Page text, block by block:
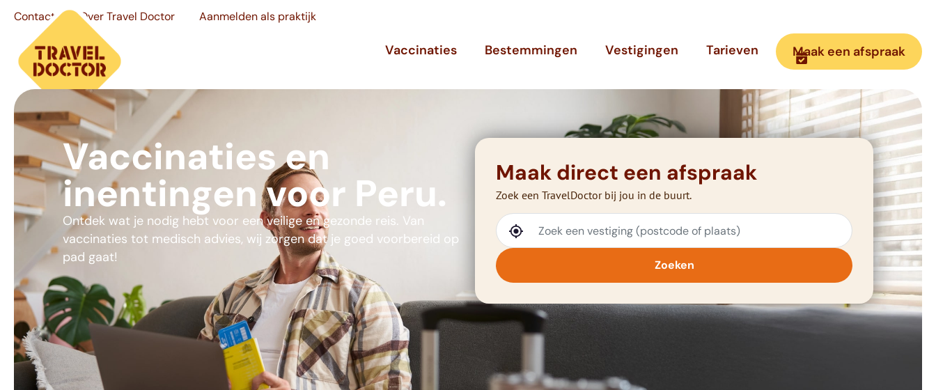
Contact Over Travel Doctor Aanmelden als praktijk
Maak een afspraak
Vaccinaties Bestemmingen Vestigingen Tarieven
Vaccinaties en
inentingen voor Peru.
Ontdek wat je nodig hebt voor een veilige en gezonde reis. Van
vaccinaties tot medisch advies, wij zorgen dat je goed voorbereid op
pad gaat!
Maak direct een afspraak
Zoek een TravelDoctor bij jou in de buurt.
Zoeken